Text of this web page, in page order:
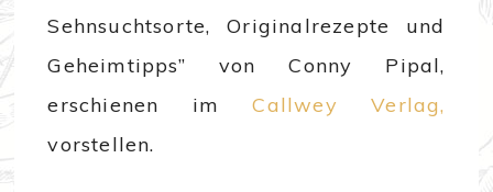
Sehnsuchtsorte, Originalrezepte und
Geheimtipps” von Conny Pipal,
erschienen imCallwey Verlag,
vorstellen.